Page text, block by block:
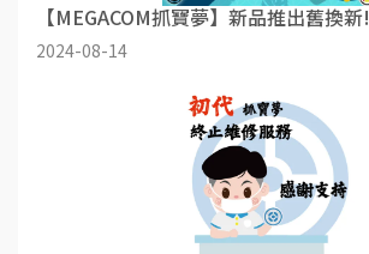
【MEGACOM抓寶夢】新品推出舊換新!
2024-08-14